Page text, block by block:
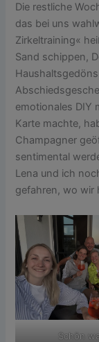
Die restliche
das bei uns
Zirkeltraining«
Sand schippen,
emotionales DIY
Karte machte,
Champagner
sentimental
Lena und ich
gefahren, wo wir
Schön